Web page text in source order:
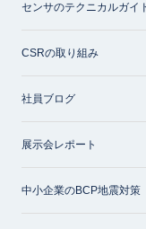
センサのテクニカルガイ
CSRの取り組み
社員ブログ
展示会レポート
中小企業のBCP地震対策